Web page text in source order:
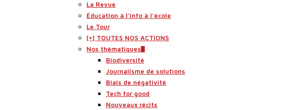
La Revue
Éducation à l’info à l’école
Le Tour
[+] TOUTES NOS ACTIONS
Nos thématiques
Biodiversité
Journalisme de solutions
Biais de négativité
Tech for good
Nouveaux récits